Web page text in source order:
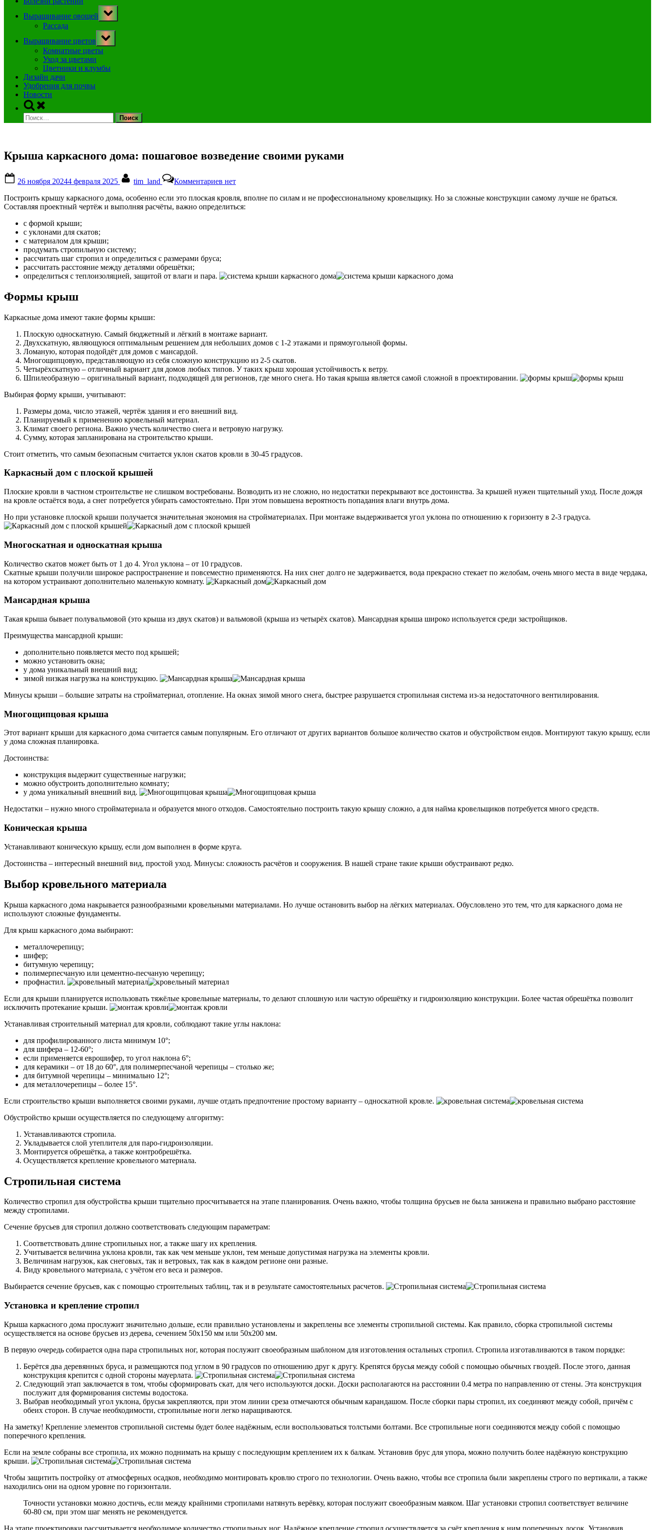
Выращивание овощей
Toggle
sub-
Рассада
Выращивание цветов
Toggle
sub-
menu
Комнатные цветы
Уход за цветами
Цветники и клумбы
Дизайн дачи
Удобрения для почвы
Новости
Toggle
search
form
Найти:
Крыша каркасного дома: пошаговое возведение своими руками
on
26 ноября 20244 февраля 2025 tim_land Комментариевзаписи
каркасного
дома:
нет
Построить крышу каркасного дома, особенно если это плоская кровля, вполне по силам и не профессиональному кровельщику. Но за сложные конструкции самому лучше не браться.
Составляя проектный чертёж и выполняя расчёты, важно определиться:
с формой крыши;
с уклонами для скатов;
с материалом для крыши;
продумать стропильную систему;
рассчитать шаг стропил и определиться с размерами бруса;
рассчитать расстояние между деталями обрешётки;
определиться с теплоизоляцией, защитой от влаги и пара.
Формы крыш
Каркасные дома имеют такие формы крыши:
Плоскую односкатную. Самый бюджетный и лёгкий в монтаже вариант.
Двухскатную, являющуюся оптимальным решением для небольших домов с 1-2 этажами и прямоугольной формы.
Ломаную, которая подойдёт для домов с мансардой.
Многощипцовую, представляющую из себя сложную конструкцию из 2-5 скатов.
Четырёхскатную – отличный вариант для домов любых типов. У таких крыш хорошая устойчивость к ветру.
Шпилеобразную – оригинальный вариант, подходящей для регионов, где много снега. Но такая крыша является самой сложной в проектировании.
Выбирая форму крыши, учитывают:
Размеры дома, число этажей, чертёж здания и его внешний вид.
Планируемый к применению кровельный материал.
Климат своего региона. Важно учесть количество снега и ветровую нагрузку.
Сумму, которая запланирована на строительство крыши.
Стоит отметить, что самым безопасным считается уклон скатов кровли в 30-45 градусов.
Каркасный дом с плоской крышей
Плоские кровли в частном строительстве не слишком востребованы. Возводить из не сложно, но недостатки перекрывают все достоинства. За крышей нужен тщательный уход. После дождя
на кровле остаётся вода, а снег потребуется убирать самостоятельно. При этом повышена вероятность попадания влаги внутрь дома.
Но при установке плоской крыши получается значительная экономия на стройматериалах. При монтаже выдерживается угол уклона по отношению к горизонту в 2-3 градуса.
Многоскатная и односкатная крыша
Количество скатов может быть от 1 до 4. Угол уклона – от 10 градусов.
Скатные крыши получили широкое распространение и повсеместно применяются. На них снег долго не задерживается, вода прекрасно стекает по желобам, очень много места в виде чердака,
на котором устраивают дополнительно маленькую комнату.
Мансардная крыша
Такая крыша бывает полувальмовой (это крыша из двух скатов) и вальмовой (крыша из четырёх скатов). Мансардная крыша широко используется среди застройщиков.
Преимущества мансардной крыши:
дополнительно появляется место под крышей;
можно установить окна;
у дома уникальный внешний вид;
зимой низкая нагрузка на конструкцию.
Минусы крыши – большие затраты на стройматериал, отопление. На окнах зимой много снега, быстрее разрушается стропильная система из-за недостаточного вентилирования.
Многощипцовая крыша
Этот вариант крыши для каркасного дома считается самым популярным. Его отличают от других вариантов большое количество скатов и обустройством ендов. Монтируют такую крышу, если
у дома сложная планировка.
Достоинства:
конструкция выдержит существенные нагрузки;
можно обустроить дополнительно комнату;
у дома уникальный внешний вид.
Недостатки – нужно много стройматериала и образуется много отходов. Самостоятельно построить такую крышу сложно, а для найма кровельщиков потребуется много средств.
Коническая крыша
Устанавливают коническую крышу, если дом выполнен в форме круга.
Достоинства – интересный внешний вид, простой уход. Минусы: сложность расчётов и сооружения. В нашей стране такие крыши обустраивают редко.
Выбор кровельного материала
Крыша каркасного дома накрывается разнообразными кровельными материалами. Но лучше остановить выбор на лёгких материалах. Обусловлено это тем, что для каркасного дома не
используют сложные фундаменты.
Для крыш каркасного дома выбирают:
металлочерепицу;
шифер;
битумную черепицу;
полимерпесчаную или цементно-песчаную черепицу;
профнастил.
Если для крыши планируется использовать тяжёлые кровельные материалы, то делают сплошную или частую обрешётку и гидроизоляцию конструкции. Более частая обрешётка позволит
исключить протекание крыши.
Устанавливая строительный материал для кровли, соблюдают такие углы наклона:
для профилированного листа минимум 10°;
для шифера – 12-60°;
если применяется еврошифер, то угол наклона 6°;
для керамики – от 18 до 60°, для полимерпесчаной черепицы – столько же;
для битумной черепицы – минимально 12°;
для металлочерепицы – более 15°.
Если строительство крыши выполняется своими руками, лучше отдать предпочтение простому варианту – односкатной кровле.
Обустройство крыши осуществляется по следующему алгоритму:
Устанавливаются стропила.
Укладывается слой утеплителя для паро-гидроизоляции.
Монтируется обрешётка, а также контробрешётка.
Осуществляется крепление кровельного материала.
Стропильная система
Количество стропил для обустройства крыши тщательно просчитывается на этапе планирования. Очень важно, чтобы толщина брусьев не была занижена и правильно выбрано расстояние
между стропилами.
Сечение брусьев для стропил должно соответствовать следующим параметрам:
Соответствовать длине стропильных ног, а также шагу их крепления.
Учитывается величина уклона кровли, так как чем меньше уклон, тем меньше допустимая нагрузка на элементы кровли.
Величинам нагрузок, как снеговых, так и ветровых, так как в каждом регионе они разные.
Виду кровельного материала, с учётом его веса и размеров.
Выбирается сечение брусьев, как с помощью строительных таблиц, так и в результате самостоятельных расчетов.
Установка и крепление стропил
Крыша каркасного дома прослужит значительно дольше, если правильно установлены и закреплены все элементы стропильной системы. Как правило, сборка стропильной системы
осуществляется на основе брусьев из дерева, сечением 50х150 мм или 50х200 мм.
В первую очередь собирается одна пара стропильных ног, которая послужит своеобразным шаблоном для изготовления остальных стропил. Стропила изготавливаются в таком порядке:
Берётся два деревянных бруса, и размещаются под углом в 90 градусов по отношению друг к другу. Крепятся брусья между собой с помощью обычных гвоздей. После этого, данная
конструкция крепится с одной стороны мауерлата.
Следующий этап заключается в том, чтобы сформировать скат, для чего используются доски. Доски располагаются на расстоянии 0.4 метра по направлению от стены. Эта конструкция
послужит для формирования системы водостока.
Выбрав необходимый угол уклона, брусья закрепляются, при этом линии среза отмечаются обычным карандашом. После сборки пары стропил, их соединяют между собой, причём с
обеих сторон. В случае необходимости, стропильные ноги легко наращиваются.
На заметку! Крепление элементов стропильной системы будет более надёжным, если воспользоваться толстыми болтами. Все стропильные ноги соединяются между собой с помощью
поперечного крепления.
Если на земле собраны все стропила, их можно поднимать на крышу с последующим креплением их к балкам. Установив брус для упора, можно получить более надёжную конструкцию
крыши.
Чтобы защитить постройку от атмосферных осадков, необходимо монтировать кровлю строго по технологии. Очень важно, чтобы все стропила были закреплены строго по вертикали, а также
находились они на одном уровне по горизонтали.
Точности установки можно достичь, если между крайними стропилами натянуть верёвку, которая послужит своеобразным маяком. Шаг установки стропил соответствует величине
60-80 см, при этом шаг менять не рекомендуется.
На этапе проектировки рассчитывается необходимое количество стропильных ног. Надёжное крепление стропил осуществляется за счёт крепления к ним поперечных досок. Установив